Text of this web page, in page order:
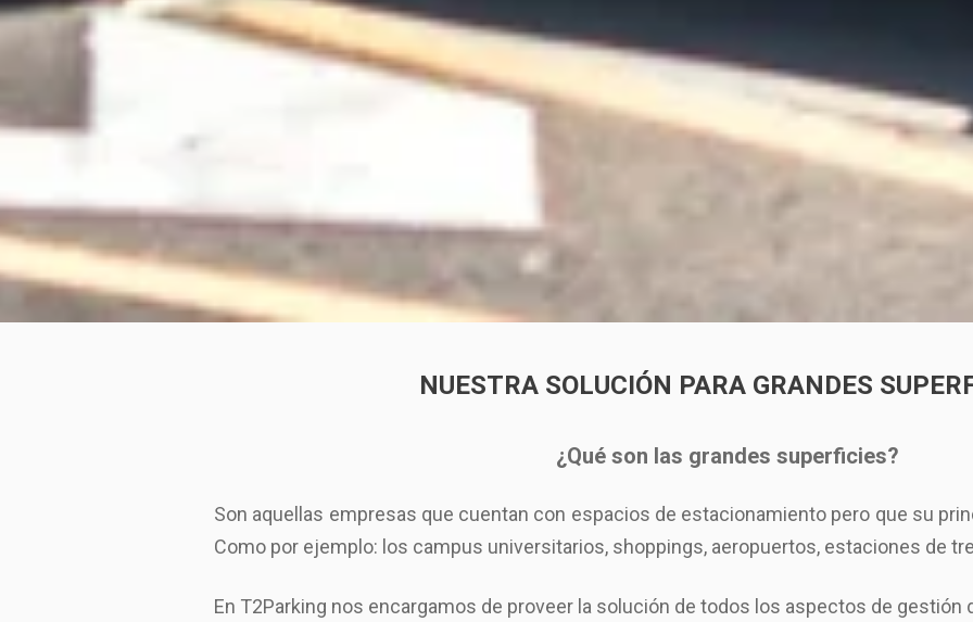
NUESTRA SOLUCIÓN PARA GRANDES
¿Qué son las grandes superficies?
Son aquellas empresas que cuentan con espacios de estacionamiento pero que su
Como por ejemplo: los campus universitarios, shoppings, aeropuertos, estaciones de
En T2Parking nos encargamos de proveer la solución de todos los aspectos de gestión